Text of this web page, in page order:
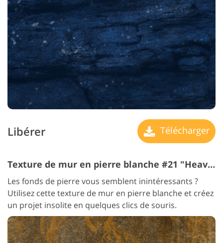
Libérer Télécharger
Texture de mur en pierre blanche #21 "Heavy"
Les fonds de pierre vous semblent inintéressants ?
Utilisez cette texture de mur en pierre blanche et créez
un projet insolite en quelques clics de souris.